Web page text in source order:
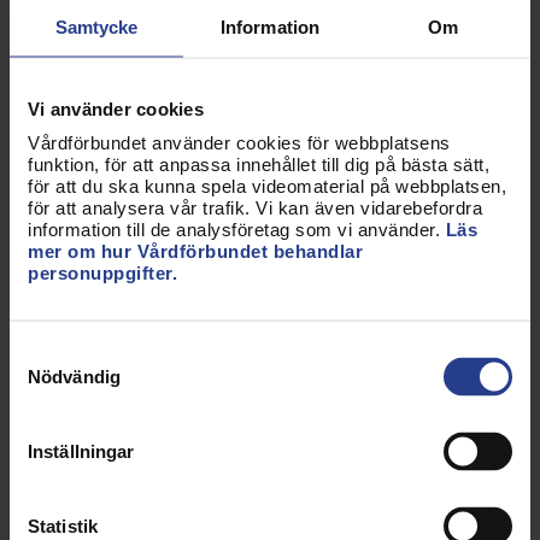
Samtycke Information Om
Vi använder cookies
Vårdförbundet använder cookies för webbplatsens
funktion, för att anpassa innehållet till dig på bästa sätt,
för att du ska kunna spela videomaterial på webbplatsen,
för att analysera vår trafik. Vi kan även vidarebefordra
information till de analysföretag som vi använder. Läs
mer om hur Vårdförbundet behandlar
personuppgifter.
Nödvändig
Inställningar
Statistik
och extra kritiska är de i åldersgruppen 50–64 år.
vårdkris.
Förtroendet är sannolikt påverkat efter problemen
med flaskhalsar i testning, brist på
skyddsutrustning och tragedin med många
dödsfall i covid inom äldreomsorgen.
Resultaten visar en koppling mellan missnöje med
den egna regionens hantering av pandemin och
krav på ökat statligt ansvar. Det bör nuvarande